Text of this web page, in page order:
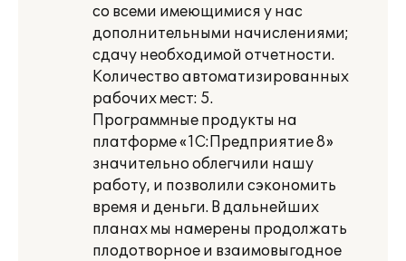
со всеми имеющимися у нас
дополнительными начислениями;
сдачу необходимой отчетности.
Количество автоматизированных
рабочих мест: 5.
Программные продукты на
платформе «1С:Предприятие 8»
значительно облегчили нашу
работу, и позволили сэкономить
время и деньги. В дальнейших
планах мы намерены продолжать
плодотворное и взаимовыгодное